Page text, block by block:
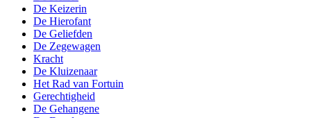
De Keizerin
De Hierofant
De Geliefden
De Zegewagen
Kracht
De Kluizenaar
Het Rad van Fortuin
Gerechtigheid
De Gehangene